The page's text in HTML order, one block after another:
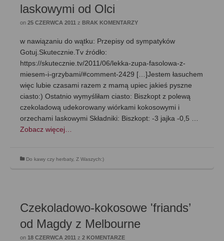
laskowymi od Olci
on 25 CZERWCA 2011 z BRAK KOMENTARZY
w nawiązaniu do wątku: Przepisy od sympatyków
Gotuj.Skutecznie.Tv źródło:
https://skutecznie.tv/2011/06/lekka-zupa-fasolowa-z-
miesem-i-grzybami/#comment-2429 […]Jestem łasuchem
więc lubie czasami razem z mamą upiec jakieś pyszne
ciasto:) Ostatnio wymyśliłam ciasto: Biszkopt z polewą
czekoladową udekorowany wiórkami kokosowymi i
orzechami laskowymi Składniki: Biszkopt: -3 jajka -0,5 …
Zobacz więcej…
Do kawy czy herbaty, Z Waszych:)
Czekoladowo-kokosowe 'friands’
od Magdy z Melbourne
on 18 CZERWCA 2011 z 2 KOMENTARZE